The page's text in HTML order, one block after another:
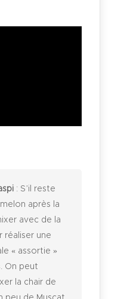
: S’il reste
après la
avec de la
réaliser une
« assortie »
On peut
la chair de